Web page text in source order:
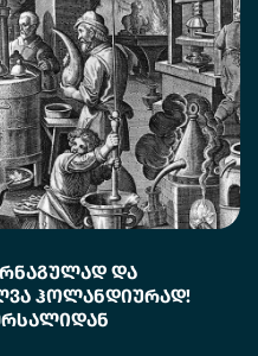
და
ჰოლანდიურად!